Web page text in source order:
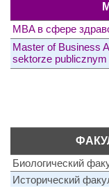
MBA в сфере
Master of Business
sektorze publicznym
Биологический
Исторический